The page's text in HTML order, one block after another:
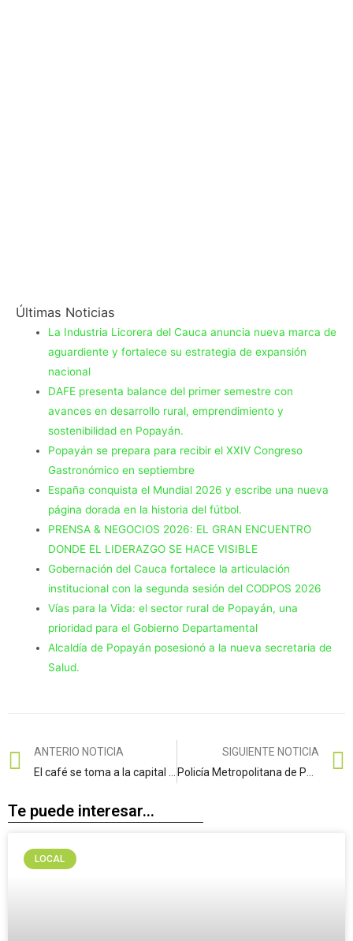
Últimas Noticias
La Industria Licorera del Cauca anuncia nueva marca de
aguardiente y fortalece su estrategia de expansión
nacional
DAFE presenta balance del primer semestre con
avances en desarrollo rural, emprendimiento y
sostenibilidad en Popayán.
Popayán se prepara para recibir el XXIV Congreso
Gastronómico en septiembre
España conquista el Mundial 2026 y escribe una nueva
página dorada en la historia del fútbol.
PRENSA & NEGOCIOS 2026: EL GRAN ENCUENTRO
DONDE EL LIDERAZGO SE HACE VISIBLE
Gobernación del Cauca fortalece la articulación
institucional con la segunda sesión del CODPOS 2026
Vías para la Vida: el sector rural de Popayán, una
prioridad para el Gobierno Departamental
Alcaldía de Popayán posesionó a la nueva secretaria de
Salud.
ANTERIO NOTICIA
SIGUIENTE NOTICIA
Te puede interesar...
LOCAL